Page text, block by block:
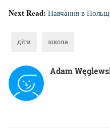
Next Read: Навчання в
діти школа
Adam